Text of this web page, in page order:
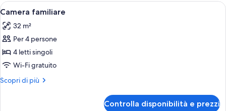
Apri
tutte
le
foto
per
Camera
familiare
Una camera d'albergo moderna con
2
Camera familiare
32 m²
Per 4 persone
4 letti singoli
Wi-Fi gratuito
Scopri di più
Altri
Controlla disponibilità e prezzi